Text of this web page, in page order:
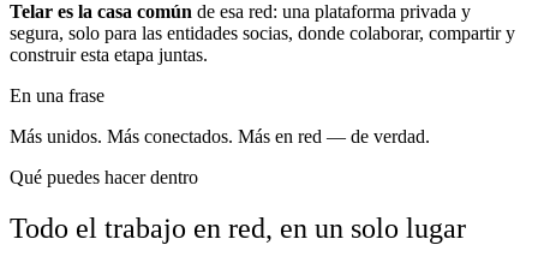
Telar es la casa común de esa red: una plataforma privada y
segura, solo para las entidades socias, donde colaborar, compartir y
construir esta etapa juntas.
En una frase
Más unidos. Más conectados. Más en red — de verdad.
Qué puedes hacer dentro
Todo el trabajo en red, en un solo lugar